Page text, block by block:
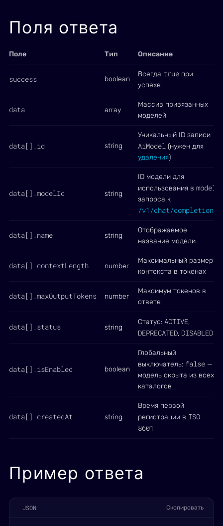
Поля ответа
Поле Тип Описание
success boolean
Всегда true при
успехе
data array
Массив привязанных
моделей
data[].id string
Уникальный ID записи
AiModel (нужен для
удаления)
data[].modelId string
ID модели для
использования в model
запроса к
/v1/chat/completions
data[].name string
Отображаемое
название модели
data[].contextLength number
Максимальный размер
контекста в токенах
data[].maxOutputTokens number
Максимум токенов в
ответе
data[].status string
Статус: ACTIVE,
DEPRECATED, DISABLED
data[].isEnabled boolean
Глобальный
выключатель: false —
модель скрыта из всех
каталогов
data[].createdAt string
Время первой
регистрации в ISO
8601
Пример ответа
JSON Скопировать